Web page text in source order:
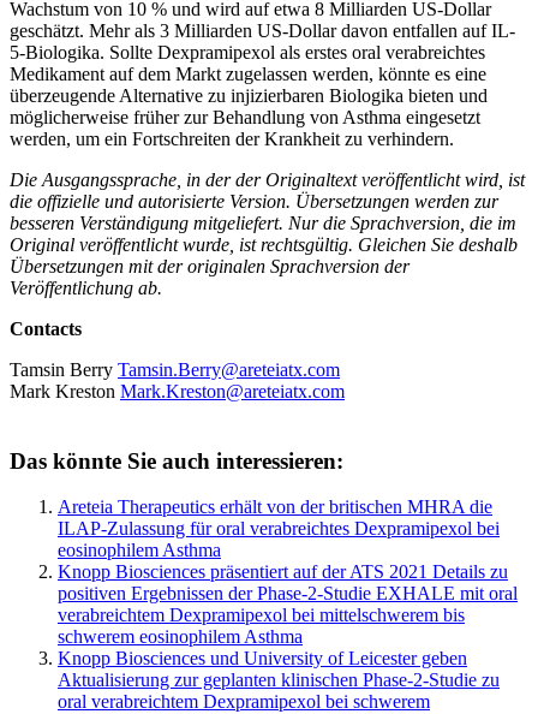
Wachstum von 10 % und wird auf etwa 8 Milliarden US-Dollar
geschätzt. Mehr als 3 Milliarden US-Dollar davon entfallen auf IL-
5-Biologika. Sollte Dexpramipexol als erstes oral verabreichtes
Medikament auf dem Markt zugelassen werden, könnte es eine
überzeugende Alternative zu injizierbaren Biologika bieten und
möglicherweise früher zur Behandlung von Asthma eingesetzt
werden, um ein Fortschreiten der Krankheit zu verhindern.
Die Ausgangssprache, in der der Originaltext veröffentlicht wird, ist
die offizielle und autorisierte Version. Übersetzungen werden zur
besseren Verständigung mitgeliefert. Nur die Sprachversion, die im
Original veröffentlicht wurde, ist rechtsgültig. Gleichen Sie deshalb
Übersetzungen mit der originalen Sprachversion der
Veröffentlichung ab.
Contacts
Tamsin Berry Tamsin.Berry@areteiatx.com
Mark Kreston Mark.Kreston@areteiatx.com
Das könnte Sie auch interessieren:
Areteia Therapeutics erhält von der britischen MHRA die
ILAP-Zulassung für oral verabreichtes Dexpramipexol bei
eosinophilem Asthma
Knopp Biosciences präsentiert auf der ATS 2021 Details zu
positiven Ergebnissen der Phase-2-Studie EXHALE mit oral
verabreichtem Dexpramipexol bei mittelschwerem bis
schwerem eosinophilem Asthma
Knopp Biosciences und University of Leicester geben
Aktualisierung zur geplanten klinischen Phase-2-Studie zu
oral verabreichtem Dexpramipexol bei schwerem